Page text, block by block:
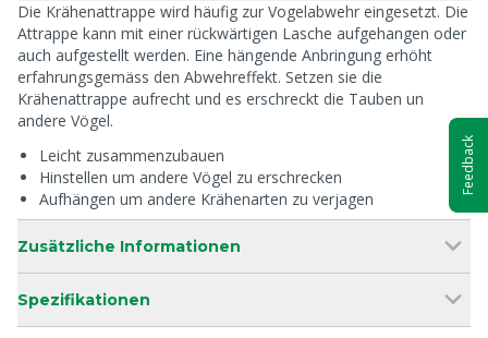
Die Krähenattrappe wird häufig zur Vogelabwehr eingesetzt. Die
Attrappe kann mit einer rückwärtigen Lasche aufgehangen oder
auch aufgestellt werden. Eine hängende Anbringung erhöht
erfahrungsgemäss den Abwehreffekt. Setzen sie die
Krähenattrappe aufrecht und es erschreckt die Tauben un
andere Vögel.
Leicht zusammenzubauen
Hinstellen um andere Vögel zu erschrecken
Aufhängen um andere Krähenarten zu verjagen
Zusätzliche Informationen
Spezifikationen
Feedback